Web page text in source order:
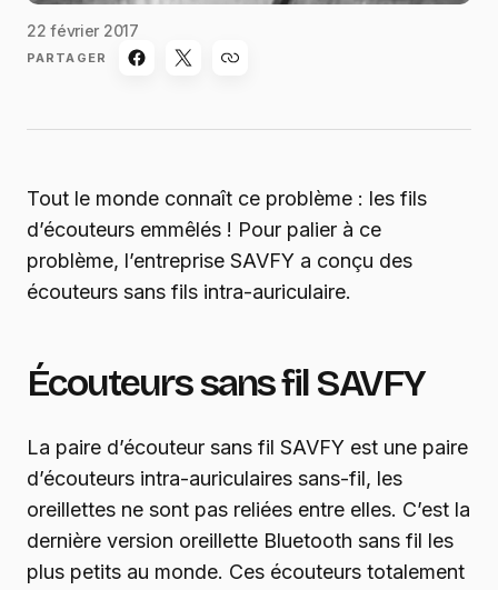
22 février 2017
PARTAGER
Tout le monde connaît ce problème : les fils
d’écouteurs emmêlés ! Pour palier à ce
problème, l’entreprise SAVFY a conçu des
écouteurs sans fils intra-auriculaire.
Écouteurs sans fil SAVFY
La paire d’écouteur sans fil SAVFY est une paire
d’écouteurs intra-auriculaires sans-fil, les
oreillettes ne sont pas reliées entre elles. C’est la
dernière version oreillette Bluetooth sans fil les
plus petits au monde. Ces écouteurs totalement